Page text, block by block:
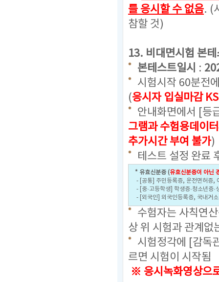
를 응시할 수 없음. (
참할 것)
13. 비대면시험 본
본테스트일시 :
시험시작 60분전
(응시자 입실마감
안내화면에서 [등
그램과 수험용데이
추가시간 부여 불가)
테스트 설정 완료
* 유효신분증 (유효신분증이 아닌
- [공통] 주민등록증, 운전면허증,
- [중·고등학생] 학생증·청소년증
- [외국인] 외국인등록증, 국내거
수험자는 사칙연
상 위 시험과 관계없
시험정각에 [감독
르면 시험이 시작됨
※ 응시녹화영상으